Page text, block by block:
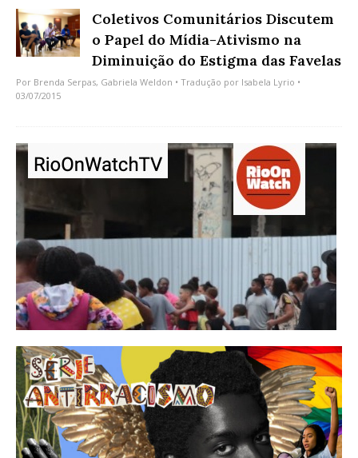
Coletivos Comunitários Discutem
o Papel do Mídia-Ativismo na
Diminuição do Estigma das Favelas
Por Brenda Serpas, Gabriela Weldon • Tradução por Isabela Lyrio •
03/07/2015